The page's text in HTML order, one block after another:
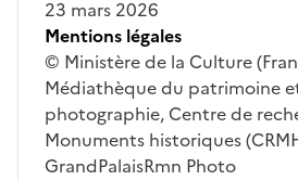
23 mars 2026
Mentions légales
© Ministère de la Culture
Médiathèque du patrimoine
photographie, Centre de
Monuments historiques
GrandPalaisRmn Photo